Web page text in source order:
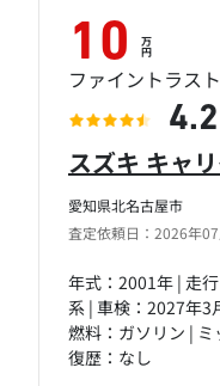
愛知県北名古屋市
査定依頼日：2026年
スズキ キャ
年式：2001年 | 走
系 | 車検：2027年3
燃料：ガソリン |
復歴：なし
10 万
円
ファイントラス
4.2